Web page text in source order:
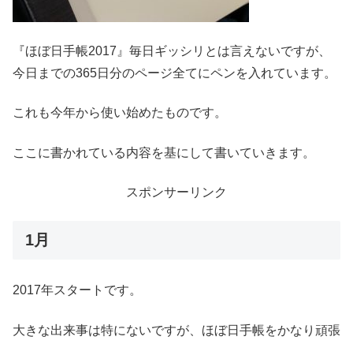
『ほぼ日手帳2017』毎日ギッシリとは言えないですが、
今日までの365日分のページ全てにペンを入れています。
これも今年から使い始めたものです。
ここに書かれている内容を基にして書いていきます。
スポンサーリンク
1月
2017年スタートです。
大きな出来事は特にないですが、ほぼ日手帳をかなり頑張